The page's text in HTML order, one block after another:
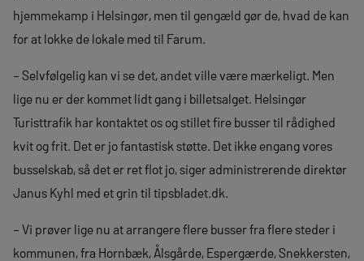
hjemmekamp i Helsingør, men til gengæld gør de, hvad de kan
for at lokke de lokale med til Farum.
– Selvfølgelig kan vi se det, andet ville være mærkeligt. Men
lige nu er der kommet lidt gang i billetsalget. Helsingør
Turisttrafik har kontaktet os og stillet fire busser til rådighed
kvit og frit. Det er jo fantastisk støtte. Det ikke engang vores
busselskab, så det er ret flot jo, siger administrerende direktør
Janus Kyhl med et grin til tipsbladet.dk.
– Vi prøver lige nu at arrangere flere busser fra flere steder i
kommunen, fra Hornbæk, Ålsgårde, Espergærde, Snekkersten,